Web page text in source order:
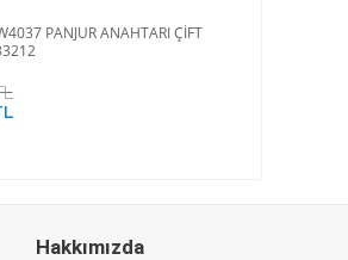
PANJUR ANAHTARI ÇİFT
Hakkımızda